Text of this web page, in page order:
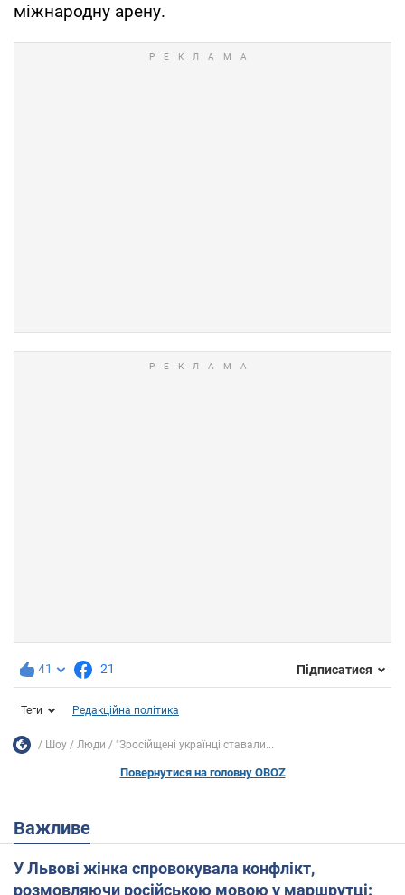
міжнародну арену.
41 21 Підписатися
Теги Редакційна політика
Шоу Люди "Зросійщені українці ставали...
Повернутися на головну OBOZ
Важливе
У Львові жінка спровокувала конфлікт,
розмовляючи російською мовою у маршрутці: